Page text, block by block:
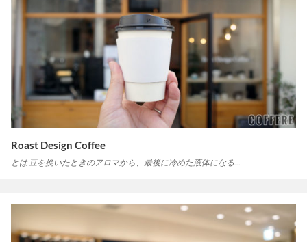
Roast Design Coffee
とは 豆を挽いたときのアロマから、最後に冷めた液体になる…